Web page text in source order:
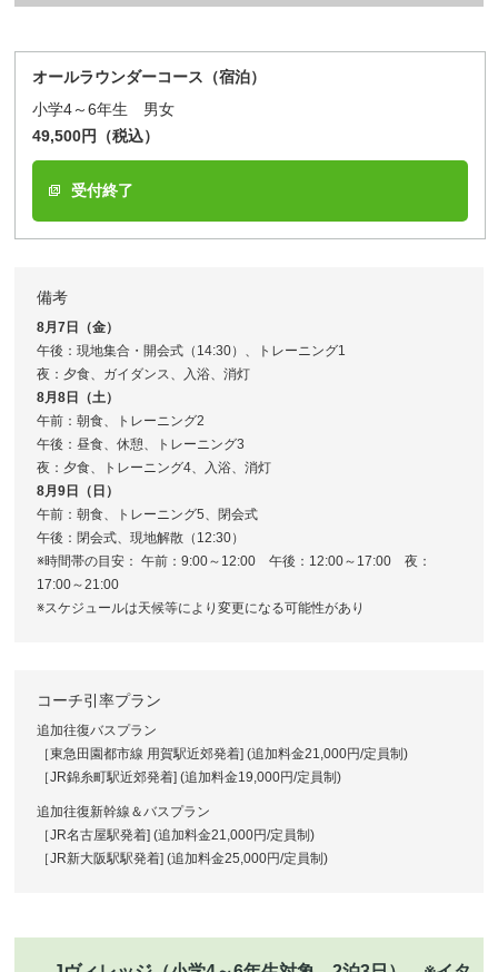
オールラウンダーコース（宿泊）
小学4～6年生 男女
49,500円（税込）
受付終了
備考
8月7日（金）
午後：現地集合・開会式（14:30）、トレーニング1
夜：夕食、ガイダンス、入浴、消灯
8月8日（土）
午前：朝食、トレーニング2
午後：昼食、休憩、トレーニング3
夜：夕食、トレーニング4、入浴、消灯
8月9日（日）
午前：朝食、トレーニング5、閉会式
午後：閉会式、現地解散（12:30）
※時間帯の目安： 午前：9:00～12:00 午後：12:00～17:00 夜：
17:00～21:00
※スケジュールは天候等により変更になる可能性があり
コーチ引率プラン
追加往復バスプラン
［東急田園都市線 用賀駅近郊発着] (追加料金21,000円/定員制)
［JR錦糸町駅近郊発着] (追加料金19,000円/定員制)
追加往復新幹線＆バスプラン
［JR名古屋駅発着] (追加料金21,000円/定員制)
［JR新大阪駅駅発着] (追加料金25,000円/定員制)